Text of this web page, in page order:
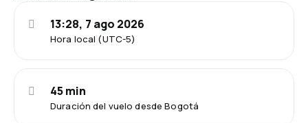
Hora local (UTC-5)
13:28, 7 ago 2026
Duración del vuelo desde Bogotá
45 min